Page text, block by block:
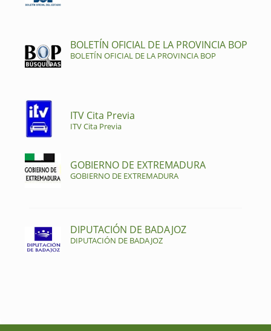
BOLETÍN OFICIAL DE LA PROVINCIA BOP
BOLETÍN OFICIAL DE LA PROVINCIA BOP
ITV Cita Previa
ITV Cita Previa
GOBIERNO DE EXTREMADURA
GOBIERNO DE EXTREMADURA
DIPUTACIÓN DE BADAJOZ
DIPUTACIÓN DE BADAJOZ